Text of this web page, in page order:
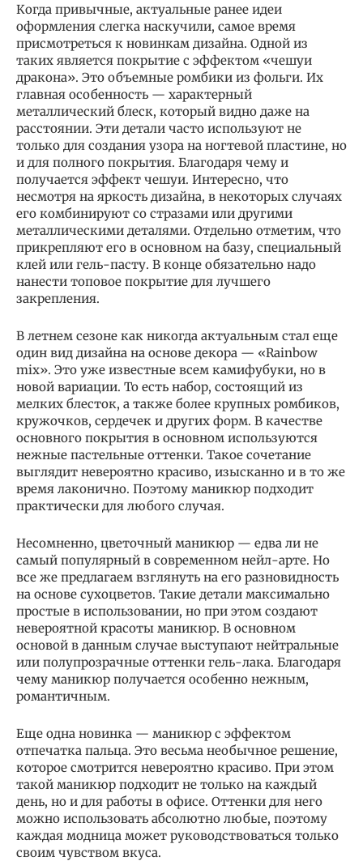
Когда привычные, актуальные ранее идеи
оформления слегка наскучили, самое время
присмотреться к новинкам дизайна. Одной из
таких является покрытие с эффектом «чешуи
дракона». Это объемные ромбики из фольги. Их
главная особенность — характерный
металлический блеск, который видно даже на
расстоянии. Эти детали часто используют не
только для создания узора на ногтевой пластине, но
и для полного покрытия. Благодаря чему и
получается эффект чешуи. Интересно, что
несмотря на яркость дизайна, в некоторых случаях
его комбинируют со стразами или другими
металлическими деталями. Отдельно отметим, что
прикрепляют его в основном на базу, специальный
клей или гель-пасту. В конце обязательно надо
нанести топовое покрытие для лучшего
закрепления.
В летнем сезоне как никогда актуальным стал еще
один вид дизайна на основе декора — «Rainbow
mix». Это уже известные всем камифубуки, но в
новой вариации. То есть набор, состоящий из
мелких блесток, а также более крупных ромбиков,
кружочков, сердечек и других форм. В качестве
основного покрытия в основном используются
нежные пастельные оттенки. Такое сочетание
выглядит невероятно красиво, изысканно и в то же
время лаконично. Поэтому маникюр подходит
практически для любого случая.
Несомненно, цветочный маникюр — едва ли не
самый популярный в современном нейл-арте. Но
все же предлагаем взглянуть на его разновидность
на основе сухоцветов. Такие детали максимально
простые в использовании, но при этом создают
невероятной красоты маникюр. В основном
основой в данным случае выступают нейтральные
или полупрозрачные оттенки гель-лака. Благодаря
чему маникюр получается особенно нежным,
романтичным.
Еще одна новинка — маникюр с эффектом
отпечатка пальца. Это весьма необычное решение,
которое смотрится невероятно красиво. При этом
такой маникюр подходит не только на каждый
день, но и для работы в офисе. Оттенки для него
можно использовать абсолютно любые, поэтому
каждая модница может руководствоваться только
своим чувством вкуса.